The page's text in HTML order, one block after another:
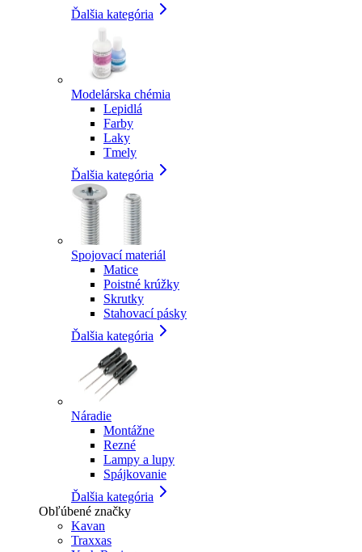
Ďalšia kategória
Modelárska chémia
Lepidlá
Farby
Laky
Tmely
Ďalšia kategória
Spojovací materiál
Matice
Poistné krúžky
Skrutky
Stahovací pásky
Ďalšia kategória
Náradie
Montážne
Rezné
Lampy a lupy
Spájkovanie
Ďalšia kategória
Obľúbené značky
Kavan
Traxxas